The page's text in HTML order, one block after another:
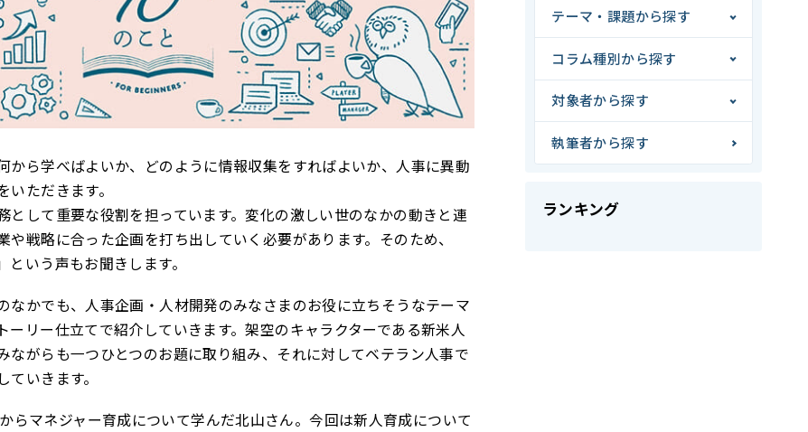
から学べばよいか、どのように情報収集をすればよいか、人事に異動
ただきます。
として重要な役割を担っています。変化の激しい世のなかの動きと連
や戦略に合った企画を打ち出していく必要があります。そのため、
という声もお聞きします。
なかでも、人事企画・人材開発のみなさまのお役に立ちそうなテーマ
ーリー仕立てで紹介していきます。架空のキャラクターである新米人
ながらも一つひとつのお題に取り組み、それに対してベテラン人事で
いきます。
らマネジャー育成について学んだ北山さん。今回は新人育成について
テーマ・課題から探す
コラム種別から探す
対象者から探す
執筆者から探す
ランキング